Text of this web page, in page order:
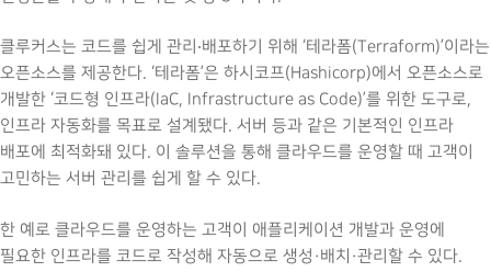
클루커스는 코드를 쉽게 관리‧배포하기 위해 ‘테라폼(Terraform)’이라는
오픈소스를 제공한다. ‘테라폼’은 하시코프(Hashicorp)에서 오픈소스로
개발한 ‘코드형 인프라(IaC, Infrastructure as Code)’를 위한 도구로,
인프라 자동화를 목표로 설계됐다. 서버 등과 같은 기본적인 인프라
배포에 최적화돼 있다. 이 솔루션을 통해 클라우드를 운영할 때 고객이
고민하는 서버 관리를 쉽게 할 수 있다.
한 예로 클라우드를 운영하는 고객이 애플리케이션 개발과 운영에
필요한 인프라를 코드로 작성해 자동으로 생성·배치·관리할 수 있다.